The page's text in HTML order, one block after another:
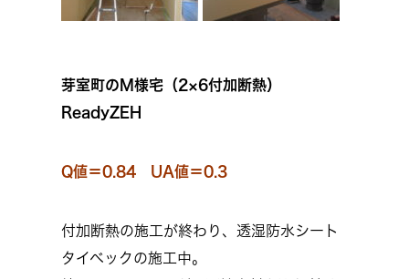
芽室町のM様宅（2×6付加断熱）
ReadyZEH
Q値＝0.84 UA値＝0.3
付加断熱の施工が終わり、透湿防水シート
タイベックの施工中。